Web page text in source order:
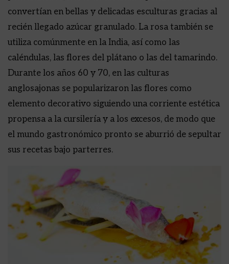
convertían en bellas y delicadas esculturas gracias al
recién llegado azúcar granulado. La rosa también se
utiliza comúnmente en la India, así como las
caléndulas, las flores del plátano o las del tamarindo.
Durante los años 60 y 70, en las culturas
anglosajonas se popularizaron las flores como
elemento decorativo siguiendo una corriente estética
propensa a la cursilería y a los excesos, de modo que
el mundo gastronómico pronto se aburrió de sepultar
sus recetas bajo parterres.